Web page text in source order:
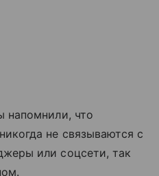
напомнили, что
не связываются с
или соцсети, так